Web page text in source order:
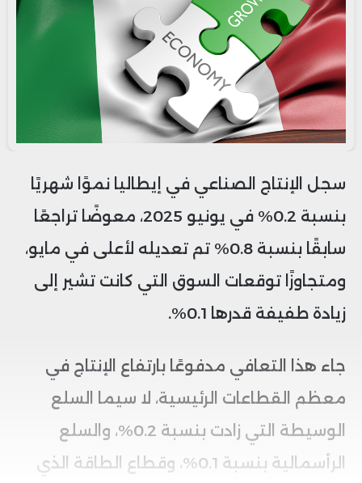
سجل الإنتاج الصناعي في إيطاليا نموًا شهريًا
بنسبة 0.2% في يونيو 2025، معوضًا تراجعًا
سابقًا بنسبة 0.8% تم تعديله لأعلى في مايو،
ومتجاوزًا توقعات السوق التي كانت تشير إلى
زيادة طفيفة قدرها 0.1%.
جاء هذا التعافي مدفوعًا بارتفاع الإنتاج في
معظم القطاعات الرئيسية، لا سيما السلع
الوسيطة التي زادت بنسبة 0.2%، والسلع
الرأسمالية بنسبة 0.1%، وقطاع الطاقة الذي